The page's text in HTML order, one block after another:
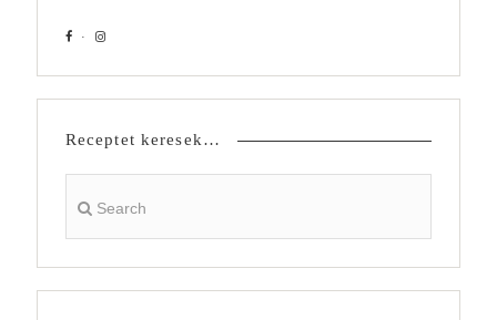
Receptet keresek…